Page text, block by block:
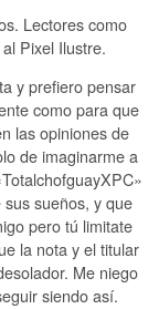
Lectores como
Pixel Ilustre.
y prefiero pensar
como para que
las opiniones de
de imaginarme a
sueños, y que
pero tú limitate
la nota y el titular
Me niego
siendo así.